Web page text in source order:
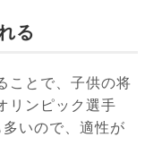
る
ことで、子供の将
リンピック選手
いので、適性が